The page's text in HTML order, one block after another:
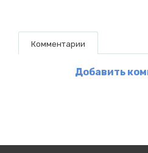
Комментарии
Добавить